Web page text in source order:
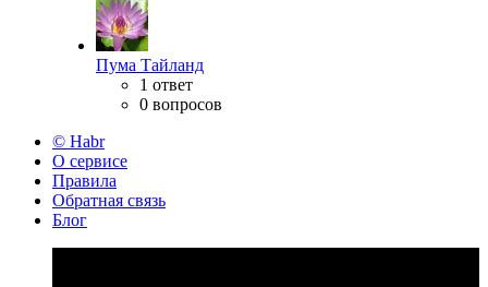
Пума Тайланд
1 ответ
0 вопросов
© Habr
О сервисе
Правила
Обратная связь
Блог